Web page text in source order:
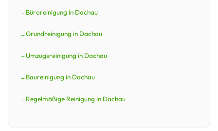
Büroreinigung in Dachau
Grundreinigung in Dachau
Umzugsreinigung in Dachau
Baureinigung in Dachau
Regelmäßige Reinigung in Dachau